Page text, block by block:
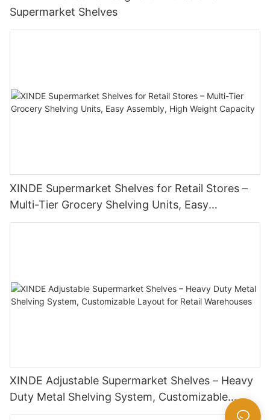
Supermarket Shelves
XINDE Supermarket Shelves for Retail Stores –
Multi-Tier Grocery Shelving Units, Easy
Assembly, High Weight Capacity
XINDE Adjustable Supermarket Shelves – Heavy
Duty Metal Shelving System, Customizable
Layout for Retail <000000> Warehouses